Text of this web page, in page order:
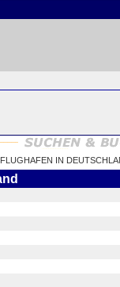
FLUGHAFEN IN